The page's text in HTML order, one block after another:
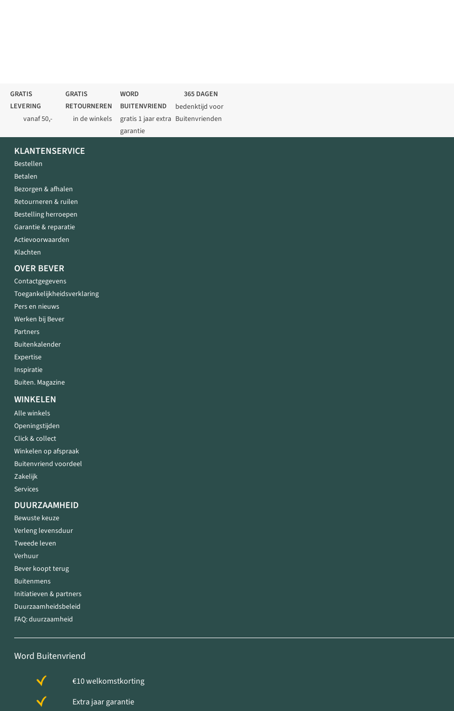
GRATIS
LEVERING
vanaf 50,-
GRATIS
RETOURNEREN
in de winkels
WORD
BUITENVRIEND
gratis 1 jaar extra
garantie
365 DAGEN
bedenktijd voor
Buitenvrienden
KLANTENSERVICE
Bestellen
Betalen
Bezorgen & afhalen
Retourneren & ruilen
Bestelling herroepen
Garantie & reparatie
Actievoorwaarden
Klachten
OVER BEVER
Contactgegevens
Toegankelijkheidsverklaring
Pers en nieuws
Werken bij Bever
Partners
Buitenkalender
Expertise
Inspiratie
Buiten. Magazine
WINKELEN
Alle winkels
Openingstijden
Click & collect
Winkelen op afspraak
Buitenvriend voordeel
Zakelijk
Services
DUURZAAMHEID
Bewuste keuze
Verleng levensduur
Tweede leven
Verhuur
Bever koopt terug
Buitenmens
Initiatieven & partners
Duurzaamheidsbeleid
FAQ: duurzaamheid
Word Buitenvriend
€10 welkomstkorting
Extra jaar garantie